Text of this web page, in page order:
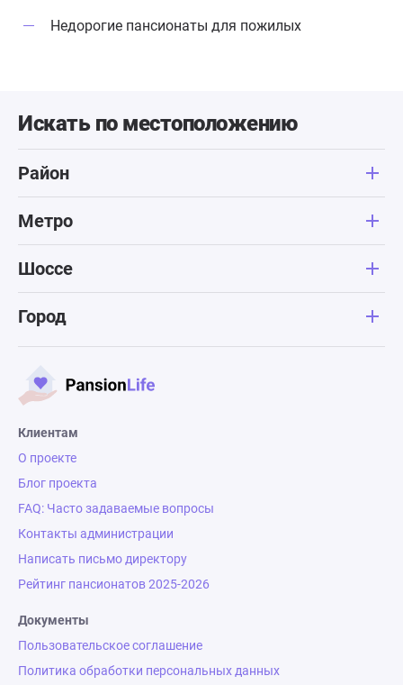
Недорогие пансионаты для пожилых
Искать по местоположению
Район
Метро
Шоссе
Город
Клиентам
О проекте
Блог проекта
FAQ: Часто задаваемые вопросы
Контакты администрации
Написать письмо директору
Рейтинг пансионатов 2025-2026
Документы
Пользовательское соглашение
Политика обработки персональных данных